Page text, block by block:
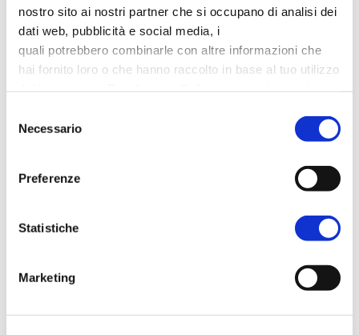
nostro sito ai nostri partner che si occupano di analisi dei
dati web, pubblicità e social media, i
quali potrebbero combinarle con altre informazioni che
hai fornito loro o che hanno raccolto in base al tuo utilizzo
modificarlo andando alla pagina dei
delNecessario
Preferenze
Statistiche
Marketing
InLegno: la nuova vita del legno Padova